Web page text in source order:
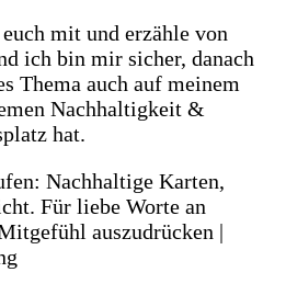
mit und erzähle von
ich bin mir sicher, danach
Thema auch auf meinem
Nachhaltigkeit &
hat.